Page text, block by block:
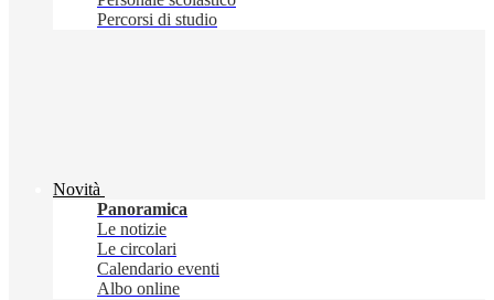
Percorsi di studio
Novità
Panoramica
Le notizie
Le circolari
Calendario eventi
Albo online